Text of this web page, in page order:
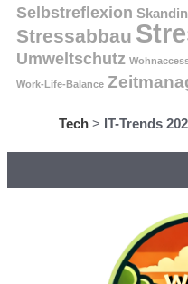
Selbstreflexion
Stressabbau
Umweltschutz
Work-Life-Balance
Tech > IT-Trends